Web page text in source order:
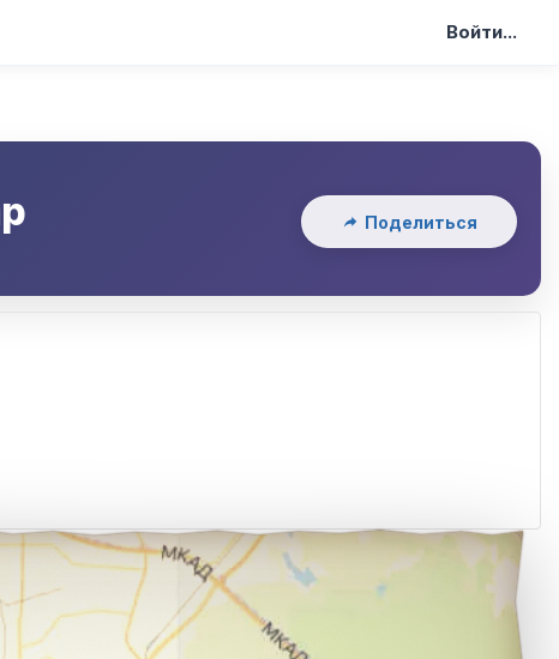
Войти...
Поделиться
Махачкала в город Чебоксары.